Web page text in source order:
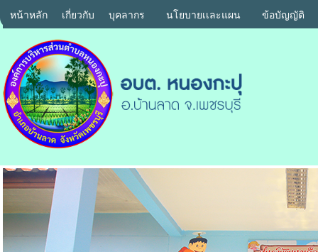
หน้าหลัก เกี่ยวกับ บุคลากร นโยบายเเละแผน ข้อบัญญัติ